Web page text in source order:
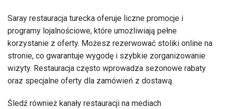
Saray restauracja turecka oferuje liczne promocje i
programy lojalnościowe, które umożliwiają pełne
korzystanie z oferty. Możesz rezerwować stoliki online na
stronie, co gwarantuje wygodę i szybkie zorganizowanie
wizyty. Restauracja często wprowadza sezonowe rabaty
oraz specjalne oferty dla zamówień z dostawą.
Śledź również kanały restauracji na mediach